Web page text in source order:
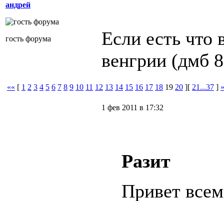
андрей
гость форума
Если есть что
венгрии (дмб
«« [ 1 2 3 4 5 6 7 8 9 10 11 12 13 14 15 16 17 18 19 20 ][ 21...37 ]
1 фев 2011 в 17:32
Разит
Привет